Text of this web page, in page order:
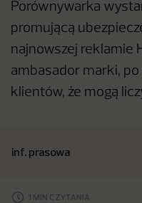
Porównywarka
promującą
najnowszej reklamie
ambasador marki,
klientów, że mogą
inf. prasowa
1 MIN CZYTANIA